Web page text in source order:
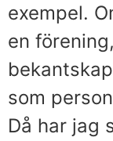
exempel.
en
som
Då har jag